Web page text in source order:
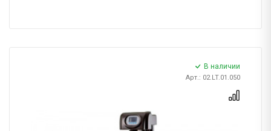
В наличии
Арт.: 02.LT.01.050